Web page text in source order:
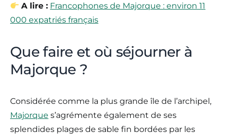
A lire : Francophones de Majorque : environ 11
000 expatriés français
Que faire et où séjourner à
Majorque ?
Considérée comme la plus grande île de l’archipel,
Majorque s’agrémente également de ses
splendides plages de sable fin bordées par les